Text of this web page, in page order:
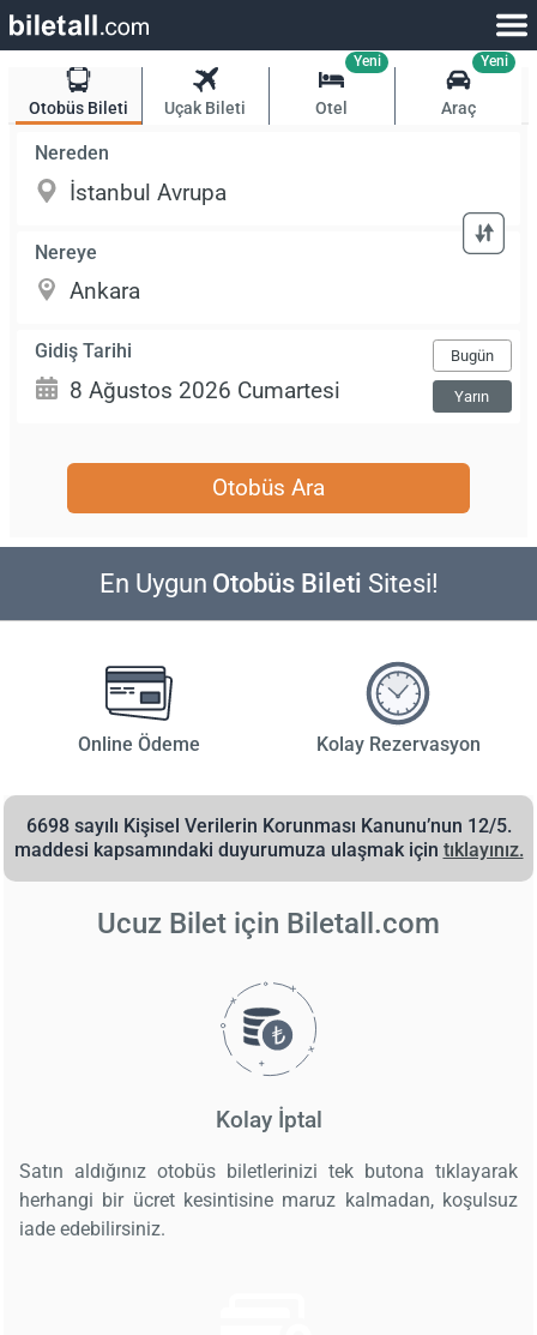
Otobüs Bileti Uçak Bileti Otel
Yeni
Araç
Yeni
Nereden
Nereye
Gidiş Tarihi Bugün
Yarın
Otobüs Ara
En Uygun Otobüs Bileti Sitesi!
Online Ödeme Kolay Rezervasyon
6698 sayılı Kişisel Verilerin Korunması Kanunu’nun 12/5.
maddesi kapsamındaki duyurumuza ulaşmak için tıklayınız.
Ucuz Bilet için Biletall.com
Kolay İptal
Satın aldığınız otobüs biletlerinizi tek butona tıklayarak
herhangi bir ücret kesintisine maruz kalmadan, koşulsuz
iade edebilirsiniz.